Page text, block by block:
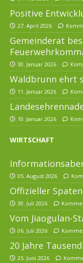
Positive
27. April 2026
Gemeinderat
30. Januar 2026
Waldbrunn ehrt
11. Januar 2026
10. Januar 2026
WIRTSCHAFT
05. August 2026
Offizieller
30. Juli 2026
Vom Jiaogulan-
06. Juli 2026
20 Jahre
25. Juni 2026